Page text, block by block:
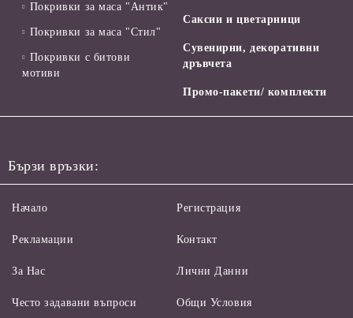
Покривки за маса "Антик"
Покривки за маса "Стил"
Покривки с битови
мотиви
Саксии и цветарници
Сувенирни, декоративни
дръвчета
Промо-пакети/ комплекти
Бързи връзки:
Начало
Рекламации
За Нас
Често задавани въпроси
Регистрация
Контакт
Лични Данни
Общи Условия